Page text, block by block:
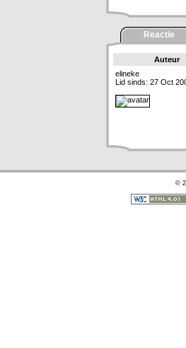
Reactie
Auteur
elineke
Lid sinds: 27 Oct
©